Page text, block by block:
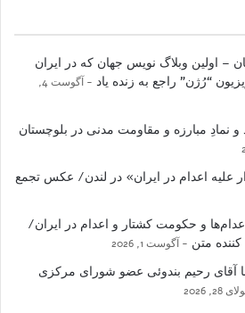
– اولین وبلاگ نویس جهان که در ایران
“رُژن” راجع به زنده یاد
آگوست 4,
و نمادِ مبارزه و مقاومت مدنی در بلوچستان
علیه اعدام در ایران» در لندن/ عکس تجمع
و حکومت کشتار و اعدام در ایران/
متن
آگوست 1, 2026
با آقای رحیم بندوئی عضو شورای مرکزی
28, 2026